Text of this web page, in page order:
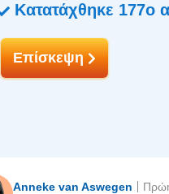
Κατατάχθηκε 177ο
Επίσκεψη
Anneke van Aswegen